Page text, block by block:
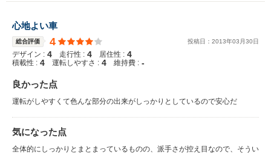
心地よい車
総合評価 4 投稿日： 2013年03 月30日
デザイン : 4 走行性 : 4 居住性 : 4
積載性 : 4 運転しやすさ : 4 維持費 : -
良かった点
運転がしやすくて色んな部分の出来がしっかりとしているので安心だ
気になった点
全体的にしっかりとまとまっているものの、派手さが控え目なので、そうい